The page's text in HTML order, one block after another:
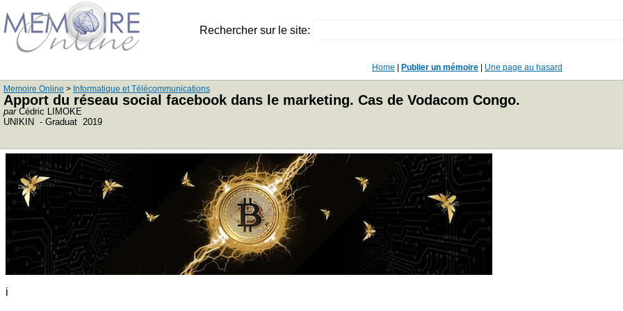
Rechercher sur le site:
Home Publier un mémoire Une page au hasard
Memoire Online > Informatique et Télécommunications
Apport du réseau social facebook dans le marketing. Cas de Vodacom Congo.
parCédric LIMOKE
UNIKIN - Graduat 2019
i